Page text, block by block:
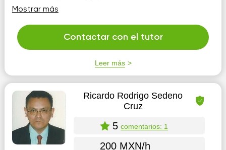
(visual, auditivo, kinestésico), para así tener mejores
resultados.
Mostrar más
Contactar con el tutor
Leer más
Ricardo Rodrigo Sedeno
Cruz
5 comentarios: 1
200 MXN/h